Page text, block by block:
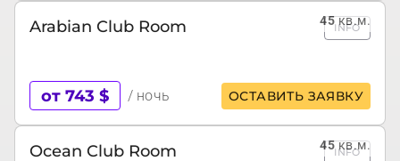
45кв.м.
Arabian Club Room INFO
от 743 $ / ночь ОСТАВИТЬ ЗАЯВКУ
45кв.м.
Ocean Club Room INFO